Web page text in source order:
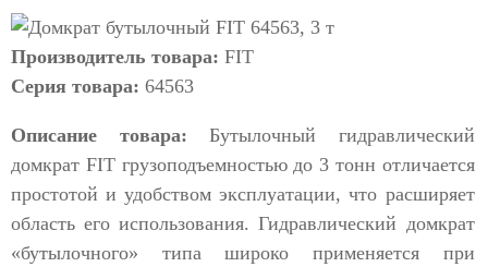
Производитель товара: FIT
Серия товара: 64563
Описание товара: Бутылочный гидравлический
домкрат FIT грузоподъемностью до 3 тонн отличается
простотой и удобством эксплуатации, что расширяет
область его использования. Гидравлический домкрат
«бутылочного» типа широко применяется при